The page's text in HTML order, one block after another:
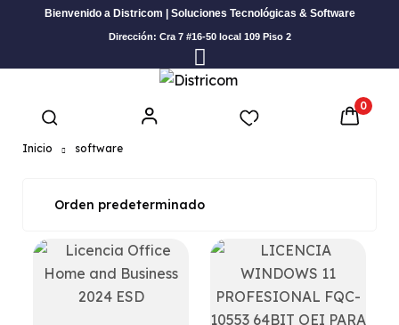
Bienvenido a Districom | Soluciones Tecnológicas & Software
Dirección: Cra 7 #16-50 local 109 Piso 2
0
Inicio software